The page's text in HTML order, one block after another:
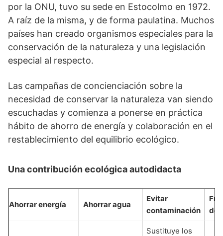
por la ONU, tuvo su sede en Estocolmo en 1972.
A raíz de la misma, y de forma paulatina. Muchos
países han creado organismos especiales para la
conservación de la naturaleza y una legislación
especial al respecto.
Las campañas de concienciación sobre la
necesidad de conservar la naturaleza van siendo
escuchadas y comienza a ponerse en práctica
hábito de ahorro de energía y colaboración en el
restablecimiento del equilibrio ecológico.
Una contribución ecológica autodidacta
Ahorrar energía Ahorrar agua
Evitar
contaminación
de
Sustituye los